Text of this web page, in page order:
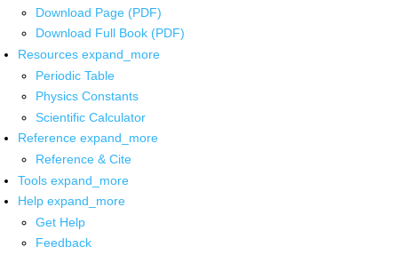
Download Page (PDF)
Download Full Book (PDF)
Resources expand_more
Periodic Table
Physics Constants
Scientific Calculator
Reference expand_more
Reference & Cite
Tools expand_more
Help expand_more
Get Help
Feedback